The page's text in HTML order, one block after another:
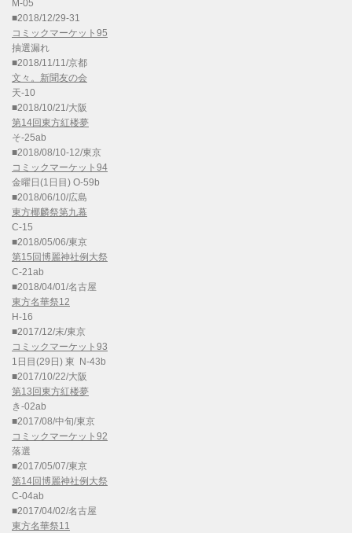
M-05
■2018/12/29-31
コミックマーケット95
抽選漏れ
■2018/11/11/京都
文々。新聞友の会
天-10
■2018/10/21/大阪
第14回東方紅楼夢
そ-25ab
■2018/08/10-12/東京
コミックマーケット94
金曜日(1日目) O-59b
■2018/06/10/広島
東方椰麟祭第九幕
C-15
■2018/05/06/東京
第15回博麗神社例大祭
C-21ab
■2018/04/01/名古屋
東方名華祭12
H-16
■2017/12/末/東京
コミックマーケット93
1日目(29日) 東 N-43b
■2017/10/22/大阪
第13回東方紅楼夢
き-02ab
■2017/08/中旬/東京
コミックマーケット92
落選
■2017/05/07/東京
第14回博麗神社例大祭
C-04ab
■2017/04/02/名古屋
東方名華祭11